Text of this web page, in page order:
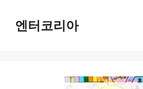
엔터코리아